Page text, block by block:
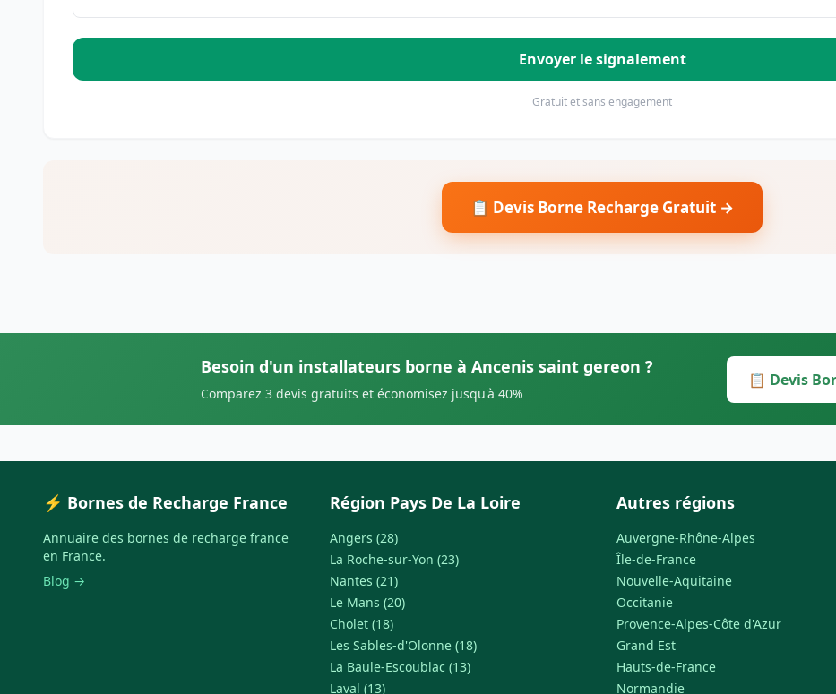
Envoyer le signalement
Gratuit et sans engagement
📋 Devis Borne Recharge Gratuit →
Besoin d'un installateurs borne à Ancenis saint gereon ?
Comparez 3 devis gratuits et économisez jusqu'à 40%
📋 Devis
⚡ Bornes de Recharge France
Annuaire des bornes de recharge france
en France.
Blog →
Région Pays De La Loire
Angers (28)
La Roche-sur-Yon (23)
Nantes (21)
Le Mans (20)
Cholet (18)
Les Sables-d'Olonne (18)
La Baule-Escoublac (13)
Laval (13)
Autres régions
Auvergne-Rhône-Alpes
Île-de-France
Nouvelle-Aquitaine
Occitanie
Provence-Alpes-Côte d'Azur
Grand Est
Hauts-de-France
Normandie